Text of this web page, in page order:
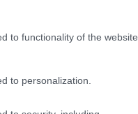
to functionality of the website
to personalization.
Κοζάνης): «Η ΜΕΘ